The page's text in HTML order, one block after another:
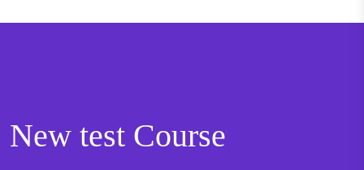
New test Course